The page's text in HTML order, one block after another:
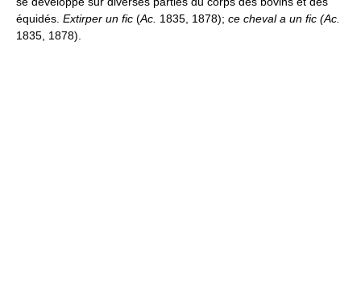
équidés. Extirper un fic (Ac. 1835, 1878); ce cheval a un fic (Ac.
1835, 1878).